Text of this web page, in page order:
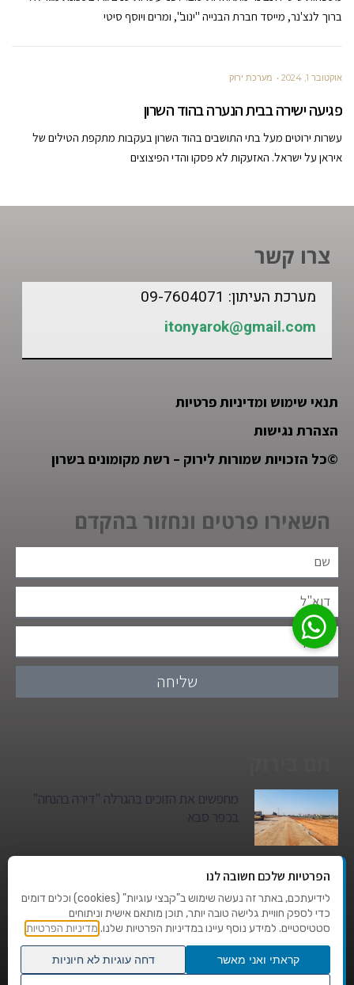
ברוך לנצ'נר, מייסד חברת הבנייה "ינוב", ומרים ויוסף סיטי
אוקטובר 1, 2024 מערכת ירוק
פגיעה ישירה בבית הנערה בהוד השרון
עשרות ירוטים מעל בתי התושבים בהוד השרון בעקבות מתקפת הטילים של
איראן על ישראל. האזעקות לא פסקו והדי הפיצוצים
צרו קשר
מערכת העיתון: 09-7604071
itonyarok@gmail.com
תנאי שימוש ומדיניות פרטיות
הצהרת נגישות
©כל הזכויות שמורות לירוק – רשת מקומונים בשרון
השאירו פרטים ונחזור בהקדם
שליחה
מחפשים את הזוכים בהגרלה "דירה בהנחה"
בכפר סבא
גן הילדים של מרים סיטי יהפוך למגדל מגורים:
סגירת מעגל היסטורית במגדיאל
טרגדיה בצהרי היום: בן 80 נהרג על מעבר
החצייה בהוד השרון
הפרטיות שלכם חשובה לנו
לידיעתכם, באתר זה נעשה שימוש ב"קבצי עוגיות" (cookies) וכלים דומים
כדי לספק חוויית גלישה טובה יותר, תוכן מותאם אישית וניתוחים
סטטיסטיים. למידע נוסף עיינו במדיניות הפרטיות שלנו. מדיניות הפרטיות
קראתי ואני מאשר
דחה עוגיות לא חיוניות